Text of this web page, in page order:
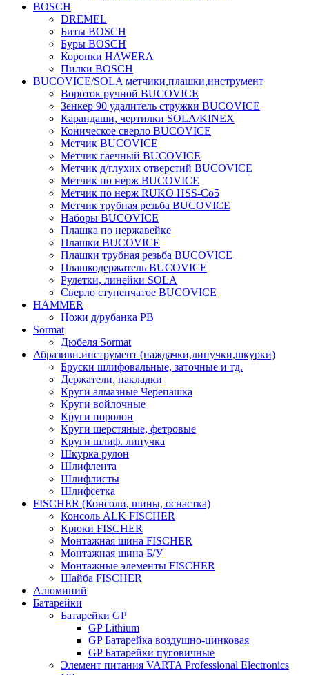
BOSCH
DREMEL
Биты BOSCH
Буры BOSCH
Коронки HAWERA
Пилки BOSCH
BUCOVICE/SOLA метчики,плашки,инструмент
Вороток ручной BUCOVICE
Зенкер 90 удалитель стружки BUCOVICE
Карандаши, чертилки SOLA/KINEX
Коническое сверло BUCOVICE
Метчик BUCOVICE
Метчик гаечный BUCOVICE
Метчик д/глухих отверстий BUCOVICE
Метчик по нерж BUCOVICE
Метчик по нерж RUKO HSS-Co5
Метчик трубная резьба BUCOVICE
Наборы BUCOVICE
Плашка по нержавейке
Плашки BUCOVICE
Плашки трубная резьба BUCOVICE
Плашкодержатель BUCOVICE
Рулетки, линейки SOLA
Сверло ступенчатое BUCOVICE
HAMMER
Ножи д/рубанка РВ
Sormat
Дюбеля Sormat
Абразивн.инструмент (наждачки,липучки,шкурки)
Бруски шлифовальные, заточные и тд.
Держатели, накладки
Круги алмазные Черепашка
Круги войлочные
Круги поролон
Круги шерстяные, фетровые
Круги шлиф. липучка
Шкурка рулон
Шлифлента
Шлифлисты
Шлифсетка
FISCHER (Консоли, шины, оснастка)
Консоль ALK FISCHER
Крюки FISCHER
Монтажная шина FISCHER
Монтажная шина Б/У
Монтажные элементы FISCHER
Шайба FISCHER
Алюминий
Батарейки
Батарейки GP
GP Lithium
GP Батарейка воздушно-цинковая
GP Батарейки пуговичные
Элемент питания VARTA Professional Electronics